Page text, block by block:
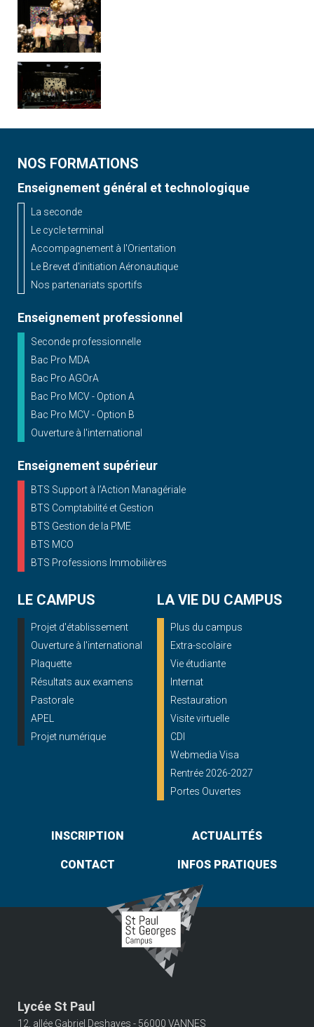
NOS FORMATIONS
Enseignement général et technologique
La seconde
Le cycle terminal
Accompagnement à l'Orientation
Le Brevet d'initiation Aéronautique
Nos partenariats sportifs
Enseignement professionnel
Seconde professionnelle
Bac Pro MDA
Bac Pro AGOrA
Bac Pro MCV - Option A
Bac Pro MCV - Option B
Ouverture à l'international
Enseignement supérieur
BTS Support à l’Action Managériale
BTS Comptabilité et Gestion
BTS Gestion de la PME
BTS MCO
BTS Professions Immobilières
LE CAMPUS
Projet d'établissement
Ouverture à l'international
Plaquette
Résultats aux examens
Pastorale
APEL
Projet numérique
LA VIE DU CAMPUS
Plus du campus
Extra-scolaire
Vie étudiante
Internat
Restauration
Visite virtuelle
CDI
Webmedia Visa
Rentrée 2026-2027
Portes Ouvertes
INSCRIPTION ACTUALITÉS
CONTACT INFOS PRATIQUES
Lycée St Paul
12, allée Gabriel Deshayes - 56000 VANNES